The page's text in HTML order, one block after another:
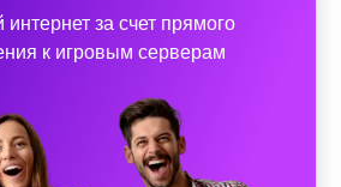
за счет прямого
к игровым серверам